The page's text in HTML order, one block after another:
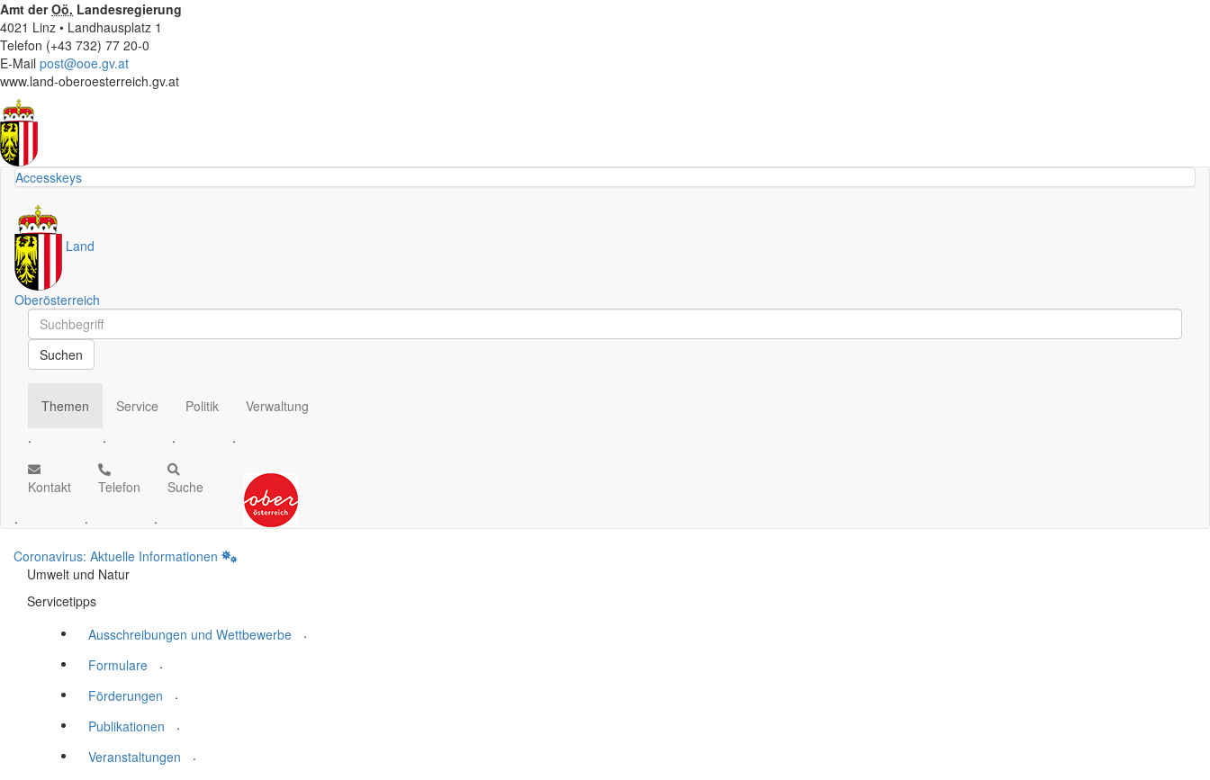
Amt derOö. Landesregierung
4021 Linz • Landhausplatz 1
Telefon (+43 732) 77 20-0
E-Mail post@ooe.gv.at
www.land-oberoesterreich.gv.at
Accesskeys
Land
Oberösterreich
Schnellsuche
Schnellsuche
Suchen
Themen
.
Service
.
Politik
.
Verwaltung
.
Kontakt
.
Telefon
.
Suche
.
Coronavirus: Aktuelle Informationen
Umwelt und Natur
Servicetipps
Ausschreibungen und Wettbewerbe
.
Formulare
.
Förderungen
.
Publikationen
.
Veranstaltungen
.